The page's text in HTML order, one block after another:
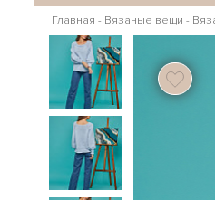
Главная - Вязаные вещи -
115